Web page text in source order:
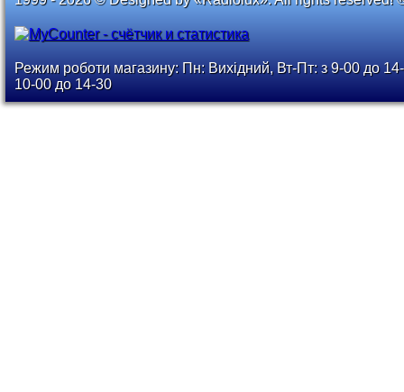
Режим роботи магазину: Пн: Вихідний, Вт-Пт: з 9-00 до
10-00 до 14-30